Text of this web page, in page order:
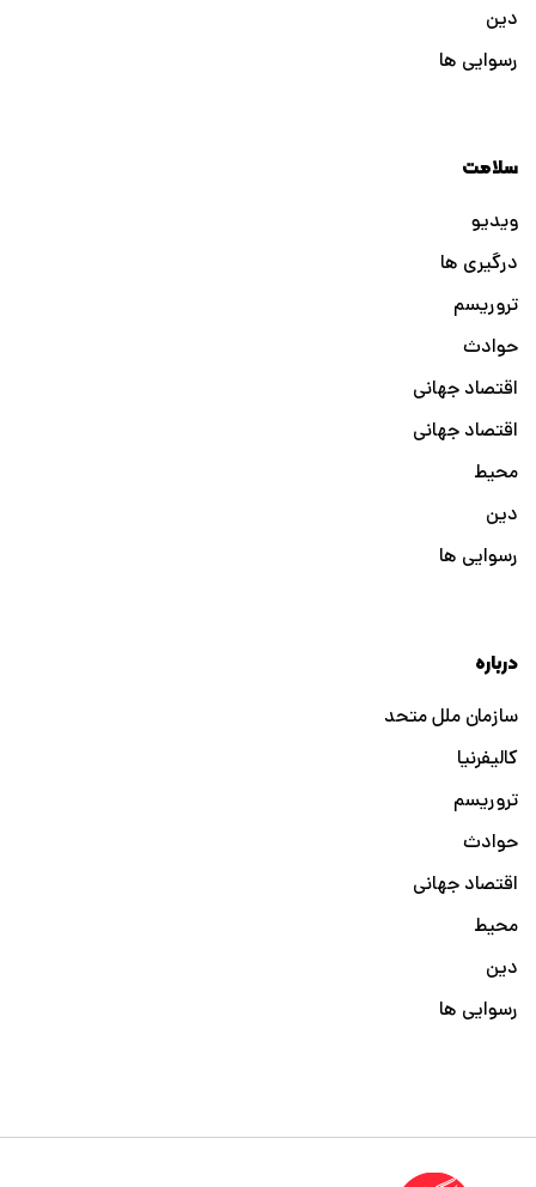
دین
رسوایی ها
سلامت
ویدیو
درگیری ها
تروریسم
حوادث
اقتصاد جهانی
اقتصاد جهانی
محیط
دین
رسوایی ها
درباره
سازمان ملل متحد
کالیفرنیا
تروریسم
حوادث
اقتصاد جهانی
محیط
دین
رسوایی ها